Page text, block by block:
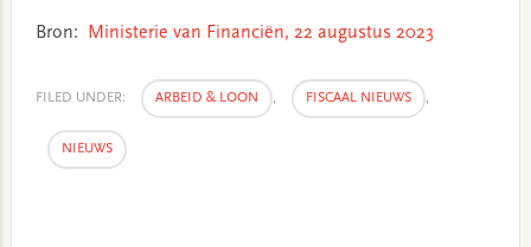
Bron: Ministerie van Financiën, 22 augustus 2023
FILED UNDER: ARBEID & LOON , FISCAAL NIEUWS ,
NIEUWS